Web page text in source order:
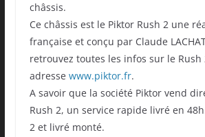
châssis.
Ce châssis est le Piktor Rush 2 une
française et conçu par Claude
retrouvez toutes les infos sur le Rush
adresse www.piktor.fr.
A savoir que la société Piktor vend
Rush 2, un service rapide livré en
2 et livré monté.